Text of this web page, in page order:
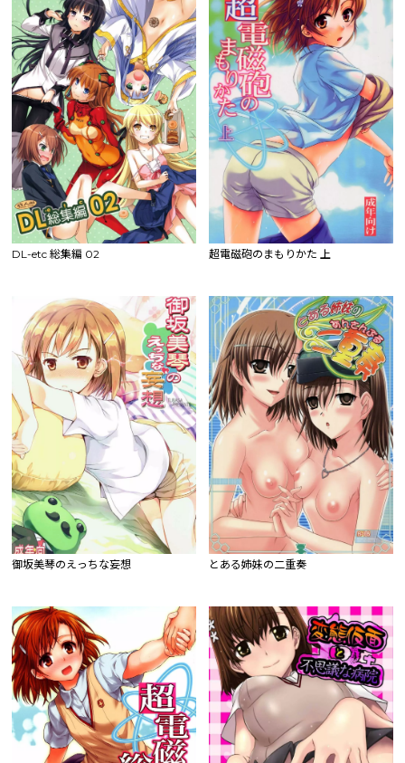
DL-etc 総集編 02 超電磁砲のまもりかた 上
御坂美琴のえっちな妄想 とある姉妹の二重奏